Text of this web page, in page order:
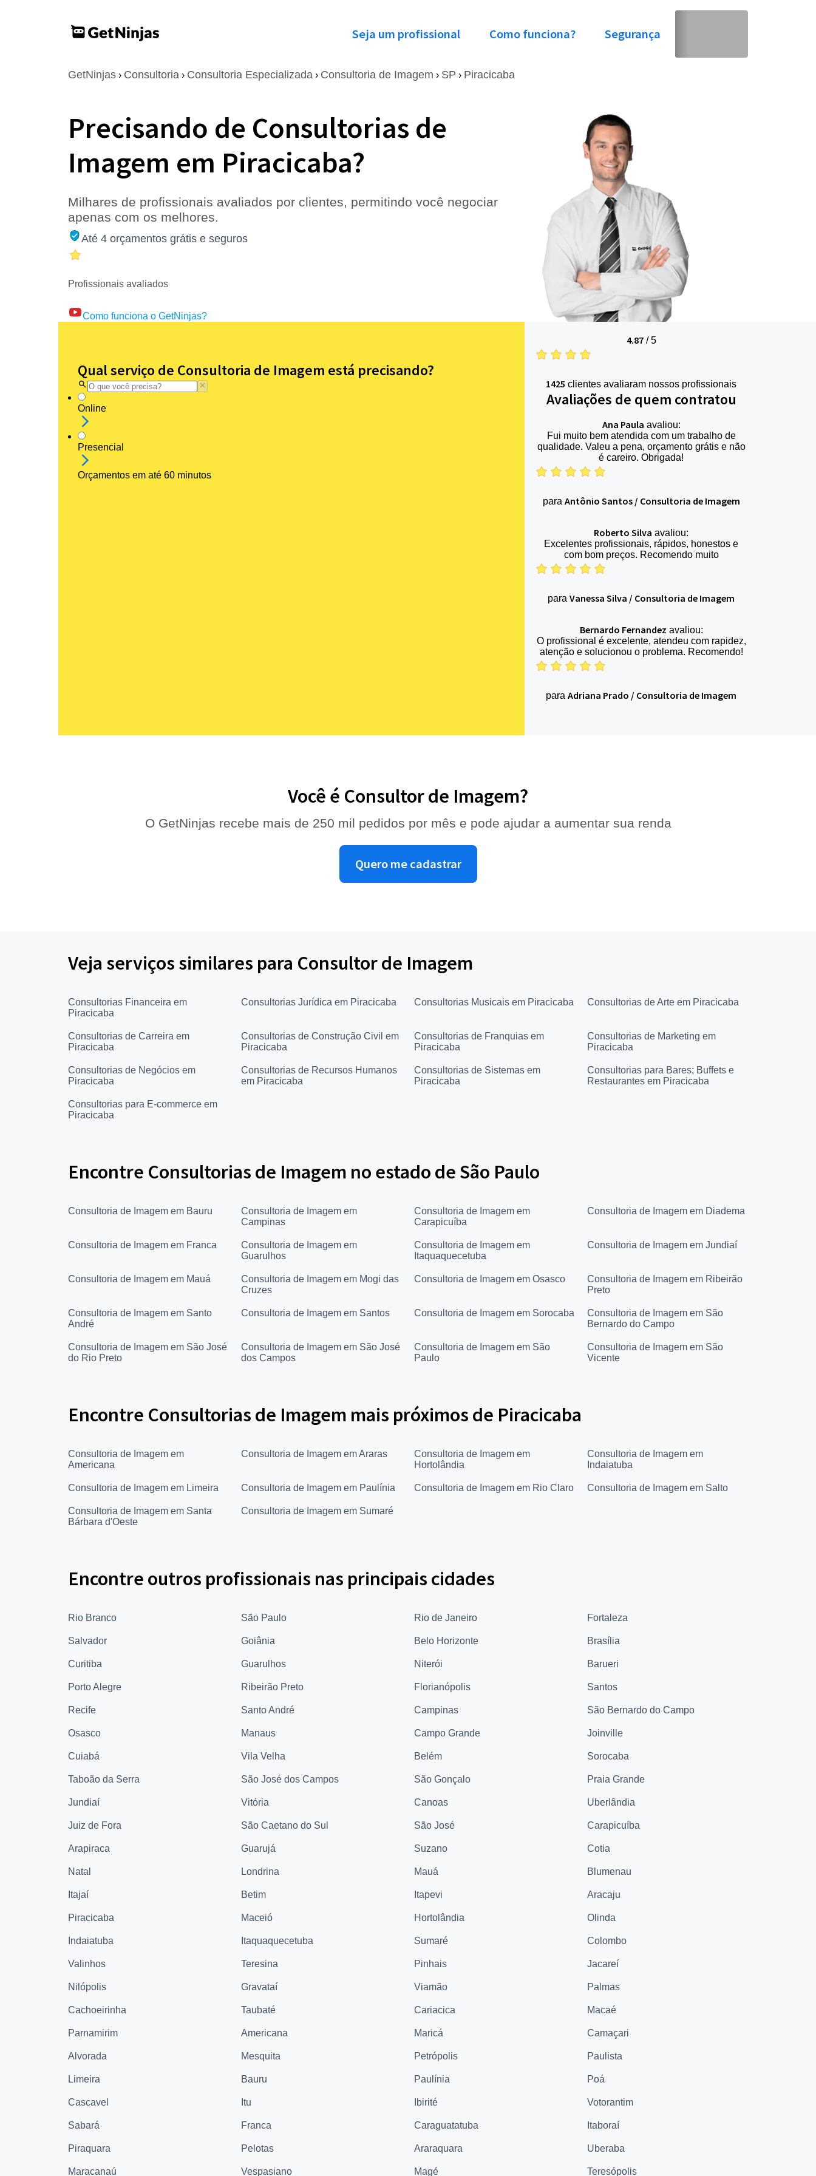
Seja um profissional Como funciona? Segurança
GetNinjas › Consultoria › Consultoria Especializada › Consultoria de Imagem › SP › Piracicaba
Precisando de Consultorias de
Imagem em Piracicaba?
Milhares de profissionais avaliados por clientes, permitindo você negociar
apenas com os melhores.
Até 4 orçamentos grátis e seguros
Profissionais avaliados
Como funciona o GetNinjas?
Qual serviço de Consultoria de Imagem está precisando?
Online
Presencial
Orçamentos em até 60 minutos
4.87/5
1425 clientes avaliaram nossos profissionais
Avaliações de quem contratou
Ana Paula avaliou:
Fui muito bem atendida com um trabalho de
qualidade. Valeu a pena, orçamento grátis e não
é careiro. Obrigada!
para Antônio Santos/ Consultoria de Imagem
Roberto Silva avaliou:
Excelentes profissionais, rápidos, honestos e
com bom preços. Recomendo muito
para Vanessa Silva / Consultoria de Imagem
Bernardo Fernandez avaliou:
O profissional é excelente, atendeu com rapidez,
atenção e solucionou o problema. Recomendo!
para Adriana Prado / Consultoria de Imagem
Você é Consultor de Imagem?
O GetNinjas recebe mais de 250 mil pedidos por mês e pode ajudar a aumentar sua renda
Quero me cadastrar
Veja serviços similares para Consultor de Imagem
Consultorias Financeira em
Piracicaba
Consultorias Jurídica em Piracicaba Consultorias Musicais em Piracicaba Consultorias de Arte em Piracicaba
Consultorias de Carreira em
Piracicaba
Consultorias de Construção Civil em
Piracicaba
Consultorias de Franquias em
Piracicaba
Consultorias de Marketing em
Piracicaba
Consultorias de Negócios em
Piracicaba
Consultorias de Recursos Humanos
em Piracicaba
Consultorias de Sistemas em
Piracicaba
Consultorias para Bares; Buffets e
Restaurantes em Piracicaba
Consultorias para E-commerce em
Piracicaba
Encontre Consultorias de Imagem no estado de São Paulo
Consultoria de Imagem em Bauru
Consultoria de Imagem em
Campinas
Consultoria de Imagem em
Carapicuíba
Consultoria de Imagem em Diadema
Consultoria de Imagem em Franca
Consultoria de Imagem em
Guarulhos
Consultoria de Imagem em
Itaquaquecetuba
Consultoria de Imagem em Jundiaí
Consultoria de Imagem em Mauá
Consultoria de Imagem em Mogi das
Cruzes
Consultoria de Imagem em Osasco
Consultoria de Imagem em Ribeirão
Preto
Consultoria de Imagem em Santo
André
Consultoria de Imagem em Santos Consultoria de Imagem em Sorocaba
Consultoria de Imagem em São
Bernardo do Campo
Consultoria de Imagem em São José
do Rio Preto
Consultoria de Imagem em São José
dos Campos
Consultoria de Imagem em São
Paulo
Consultoria de Imagem em São
Vicente
Encontre Consultorias de Imagem mais próximos de Piracicaba
Consultoria de Imagem em
Americana
Consultoria de Imagem em Araras
Consultoria de Imagem em
Hortolândia
Consultoria de Imagem em
Indaiatuba
Consultoria de Imagem em Limeira Consultoria de Imagem em Paulínia Consultoria de Imagem em Rio Claro Consultoria de Imagem em Salto
Consultoria de Imagem em Santa
Bárbara d'Oeste
Consultoria de Imagem em Sumaré
Encontre outros profissionais nas principais cidades
Rio Branco São Paulo Rio de Janeiro Fortaleza
Salvador Goiânia Belo Horizonte Brasília
Curitiba Guarulhos Niterói Barueri
Porto Alegre Ribeirão Preto Florianópolis Santos
Recife Santo André Campinas São Bernardo do Campo
Osasco Manaus Campo Grande Joinville
Cuiabá Vila Velha Belém Sorocaba
Taboão da Serra São José dos Campos São Gonçalo Praia Grande
Jundiaí Vitória Canoas Uberlândia
Juiz de Fora São Caetano do Sul São José Carapicuíba
Arapiraca Guarujá Suzano Cotia
Natal Londrina Mauá Blumenau
Itajaí Betim Itapevi Aracaju
Piracicaba Maceió Hortolândia Olinda
Indaiatuba Itaquaquecetuba Sumaré Colombo
Valinhos Teresina Pinhais Jacareí
Nilópolis Gravataí Viamão Palmas
Cachoeirinha Taubaté Cariacica Macaé
Parnamirim Americana Maricá Camaçari
Alvorada Mesquita Petrópolis Paulista
Limeira Bauru Paulínia Poá
Cascavel Itu Ibirité Votorantim
Sabará Franca Caraguatatuba Itaboraí
Piraquara Pelotas Araraquara Uberaba
Maracanaú Vespasiano Magé Teresópolis